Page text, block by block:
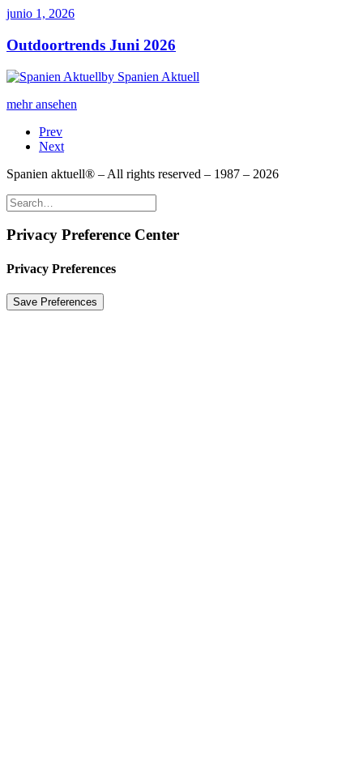
junio 1, 2026
Outdoortrends Juni 2026
by Spanien Aktuell
mehr ansehen
Prev
Next
Spanien aktuell® – All rights reserved – 1987 – 2026
Privacy Preference Center
Privacy Preferences